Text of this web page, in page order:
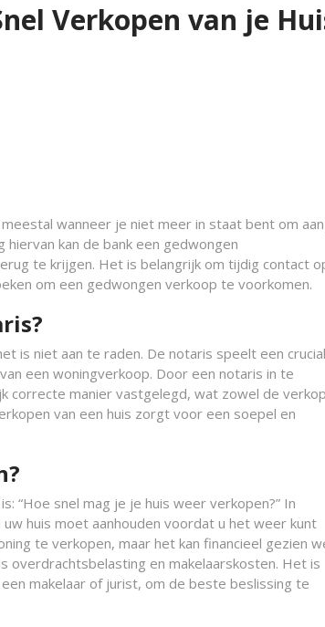
Verkopen van je
wanneer je niet meer in staat bent om
kan de bank een gedwongen
te krijgen. Het is belangrijk om tijdig contact
om een gedwongen verkoop te voorkomen.
is niet aan te raden. De notaris speelt een
een woningverkoop. Door een notaris in te
correcte manier vastgelegd, wat zowel de
van een huis zorgt voor een soepel en
“Hoe snel mag je je huis weer verkopen?” In
huis moet aanhouden voordat u het weer kunt
te verkopen, maar het kan financieel gezien
overdrachtsbelasting en makelaarskosten. Het is
makelaar of jurist, om de beste beslissing te